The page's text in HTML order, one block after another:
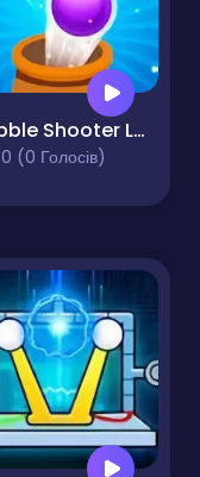
Bubble Shooter Legend
0 (0 Голосів)